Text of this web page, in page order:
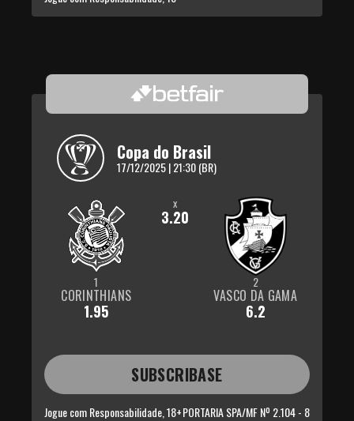
Copa do Brasil
17/12/2025 | 21:30 (BR)
1
CORINTHIANS
1.95
x
3.20
2
VASCO DA GAMA
6.2
SUBSCRIBASE
Jogue com Responsabilidade, 18+PORTARIA SPA/MF Nº 2.104 - 8